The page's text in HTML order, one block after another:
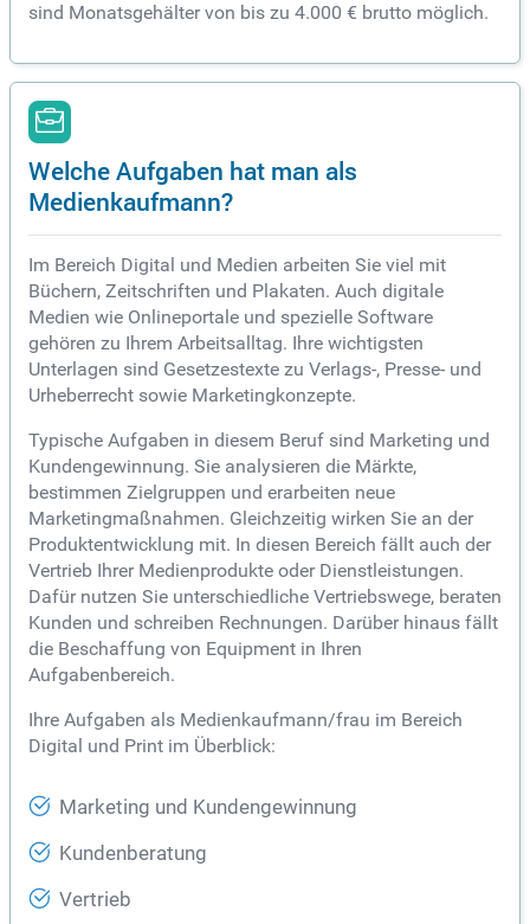
sind Monatsgehälter von bis zu 4.000 € brutto möglich.
Welche Aufgaben hat man als
Medienkaufmann?
Im Bereich Digital und Medien arbeiten Sie viel mit
Büchern, Zeitschriften und Plakaten. Auch digitale
Medien wie Onlineportale und spezielle Software
gehören zu Ihrem Arbeitsalltag. Ihre wichtigsten
Unterlagen sind Gesetzestexte zu Verlags-, Presse- und
Urheberrecht sowie Marketingkonzepte.
Typische Aufgaben in diesem Beruf sind Marketing und
Kundengewinnung. Sie analysieren die Märkte,
bestimmen Zielgruppen und erarbeiten neue
Marketingmaßnahmen. Gleichzeitig wirken Sie an der
Produktentwicklung mit. In diesen Bereich fällt auch der
Vertrieb Ihrer Medienprodukte oder Dienstleistungen.
Dafür nutzen Sie unterschiedliche Vertriebswege, beraten
Kunden und schreiben Rechnungen. Darüber hinaus fällt
die Beschaffung von Equipment in Ihren
Aufgabenbereich.
Ihre Aufgaben als Medienkaufmann/frau im Bereich
Digital und Print im Überblick:
Marketing und Kundengewinnung
Kundenberatung
Vertrieb